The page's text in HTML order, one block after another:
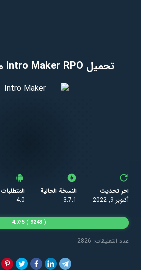
تحميل Intro Maker RPO مهكر لـ اندرويد
اخر تحديث
أكتوبر 9, 2022
النسخة الحالية
3.7.1
المتطلبات
4.0
عدد التعليقات: 2826
(
9243
)
4.7/5